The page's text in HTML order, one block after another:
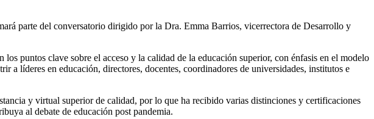
parte del conversatorio dirigido por la Dra. Emma Barrios, vicerrectora de Desarrollo y
puntos clave sobre el acceso y la calidad de la educación superior, con énfasis en el modelo
a líderes en educación, directores, docentes, coordinadores de universidades, institutos e
y virtual superior de calidad, por lo que ha recibido varias distinciones y certificaciones
al debate de educación post pandemia.